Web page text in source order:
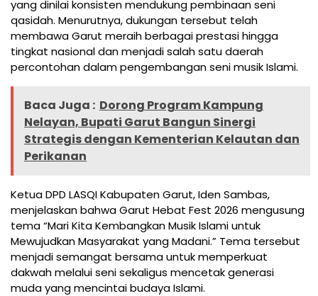
yang dinilai konsisten mendukung pembinaan seni
qasidah. Menurutnya, dukungan tersebut telah
membawa Garut meraih berbagai prestasi hingga
tingkat nasional dan menjadi salah satu daerah
percontohan dalam pengembangan seni musik Islami.
Baca Juga : Dorong Program Kampung
Nelayan, Bupati Garut Bangun Sinergi
Strategis dengan Kementerian Kelautan dan
Perikanan
Ketua DPD LASQI Kabupaten Garut, Iden Sambas,
menjelaskan bahwa Garut Hebat Fest 2026 mengusung
tema “Mari Kita Kembangkan Musik Islami untuk
Mewujudkan Masyarakat yang Madani.” Tema tersebut
menjadi semangat bersama untuk memperkuat
dakwah melalui seni sekaligus mencetak generasi
muda yang mencintai budaya Islami.